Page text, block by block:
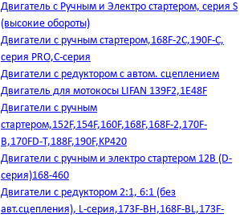
Двигатель с Ручным и Электро стартером, серия S
(высокие обороты)
Двигатели с ручным стартером,168F-2C,190F-C,
серия PRO,C-серия
Двигатели с редуктором с автом. сцеплением
Двигатель для мотокосы LIFAN 139F2,1E48F
Двигатели с ручным
стартером,152F,154F,160F,168F,168F-2,170F-
B,170FD-T,188F,190F,KP420
Двигатели с ручным и электро стартером 12В (D-
серия)168-460
Двигатели с редуктором 2:1, 6:1 (без
авт.сцепления), L-серия,173F-BH,168F-BL,173F-